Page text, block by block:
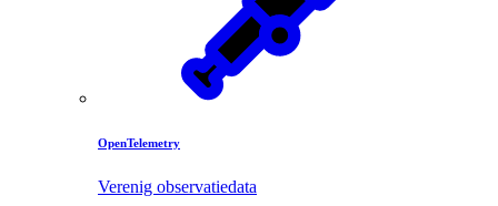
OpenTelemetry
Verenig observatiedata